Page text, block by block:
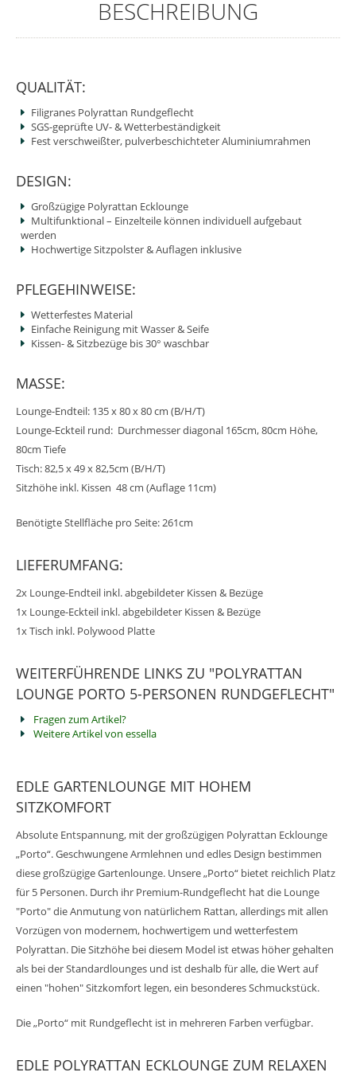
BESCHREIBUNG
QUALITÄT:
Filigranes Polyrattan Rundgeflecht
SGS-geprüfte UV- & Wetterbeständigkeit
Fest verschweißter, pulverbeschichteter Aluminiumrahmen
DESIGN:
Großzügige Polyrattan Ecklounge
Multifunktional – Einzelteile können individuell aufgebaut
werden
Hochwertige Sitzpolster & Auflagen inklusive
PFLEGEHINWEISE:
Wetterfestes Material
Einfache Reinigung mit Wasser & Seife
Kissen- & Sitzbezüge bis 30° waschbar
MASSE:
Lounge-Endteil: 135 x 80 x 80 cm (B/H/T)
Lounge-Eckteil rund: Durchmesser diagonal 165cm, 80cm Höhe,
80cm Tiefe
Tisch: 82,5 x 49 x 82,5cm (B/H/T)
Sitzhöhe inkl. Kissen 48 cm (Auflage 11cm)
Benötigte Stellfläche pro Seite: 261cm
LIEFERUMFANG:
2x Lounge-Endteil inkl. abgebildeter Kissen & Bezüge
1x Lounge-Eckteil inkl. abgebildeter Kissen & Bezüge
1x Tisch inkl. Polywood Platte
WEITERFÜHRENDE LINKS ZU "POLYRATTAN
LOUNGE PORTO 5-PERSONEN RUNDGEFLECHT"
Fragen zum Artikel?
Weitere Artikel von essella
EDLE GARTENLOUNGE MIT HOHEM
SITZKOMFORT
Absolute Entspannung, mit der großzügigen Polyrattan Ecklounge
„Porto“. Geschwungene Armlehnen und edles Design bestimmen
diese großzügige Gartenlounge. Unsere „Porto“ bietet reichlich Platz
für 5 Personen. Durch ihr Premium-Rundgeflecht hat die Lounge
"Porto" die Anmutung von natürlichem Rattan, allerdings mit allen
Vorzügen von modernem, hochwertigem und wetterfestem
Polyrattan. Die Sitzhöhe bei diesem Model ist etwas höher gehalten
als bei der Standardlounges und ist deshalb für alle, die Wert auf
einen "hohen" Sitzkomfort legen, ein besonderes Schmuckstück.
Die „Porto“ mit Rundgeflecht ist in mehreren Farben verfügbar.
EDLE POLYRATTAN ECKLOUNGE ZUM RELAXEN